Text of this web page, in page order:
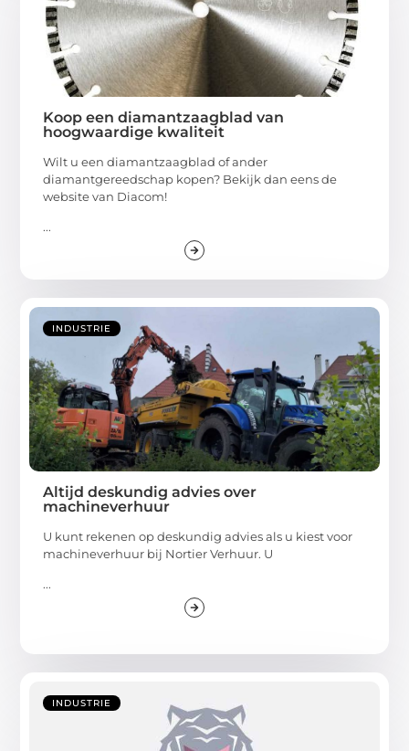
Koop een diamantzaagblad van
hoogwaardige kwaliteit
Wilt u een diamantzaagblad of ander
diamantgereedschap kopen? Bekijk dan eens de
website van Diacom!
...
INDUSTRIE
Altijd deskundig advies over
machineverhuur
U kunt rekenen op deskundig advies als u kiest voor
machineverhuur bij Nortier Verhuur. U
...
INDUSTRIE